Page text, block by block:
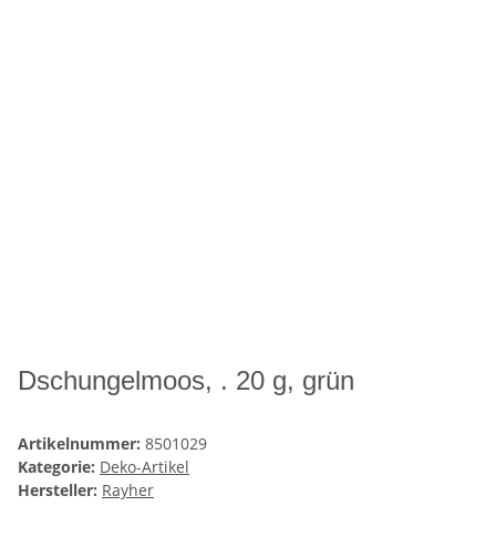
Dschungelmoos, . 20 g, grün
Artikelnummer: 8501029
Kategorie: Deko-Artikel
Hersteller: Rayher